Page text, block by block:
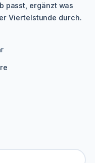
passt, ergänzt was
Viertelstunde durch.